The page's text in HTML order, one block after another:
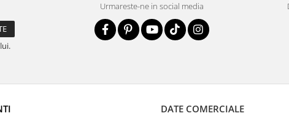
Urmareste-ne in social media
DATE COMERCIALE